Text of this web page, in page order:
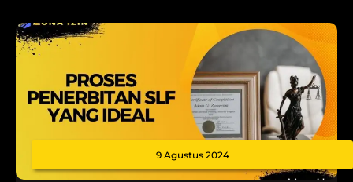
9 Agustus 2024